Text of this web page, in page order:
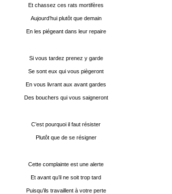
Et chassez ces rats mortifères
Aujourd’hui plutôt que demain
En les piégeant dans leur repaire
Si vous tardez prenez y garde
Se sont eux qui vous piègeront
En vous livrant aux avant gardes
Des bouchers qui vous saigneront
C’est pourquoi il faut résister
Plutôt que de se résigner
Cette complainte est une alerte
Et avant qu’il ne soit trop tard
Puisqu’ils travaillent à votre perte